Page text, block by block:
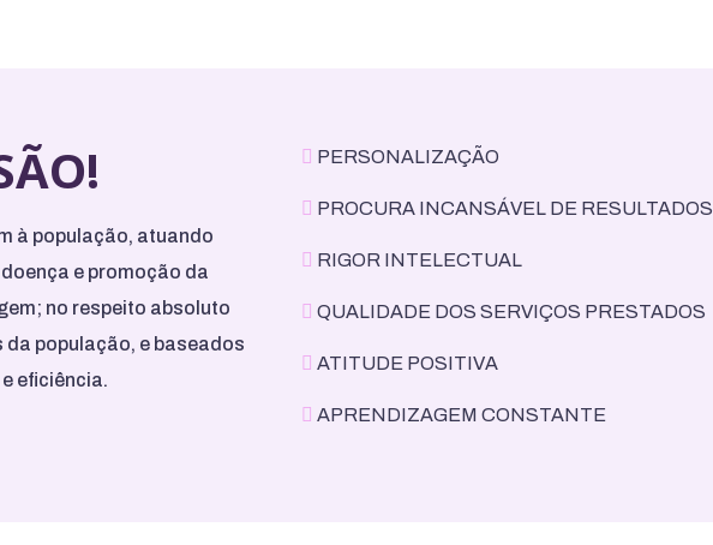
à população, atuando
e promoção da
no respeito absoluto
população, e baseados
eficiência.
PERSONALIZAÇÃO
PROCURA INCANSÁVEL DE RESULTADOS
RIGOR INTELECTUAL
QUALIDADE DOS SERVIÇOS PRESTADOS
ATITUDE POSITIVA
APRENDIZAGEM CONSTANTE